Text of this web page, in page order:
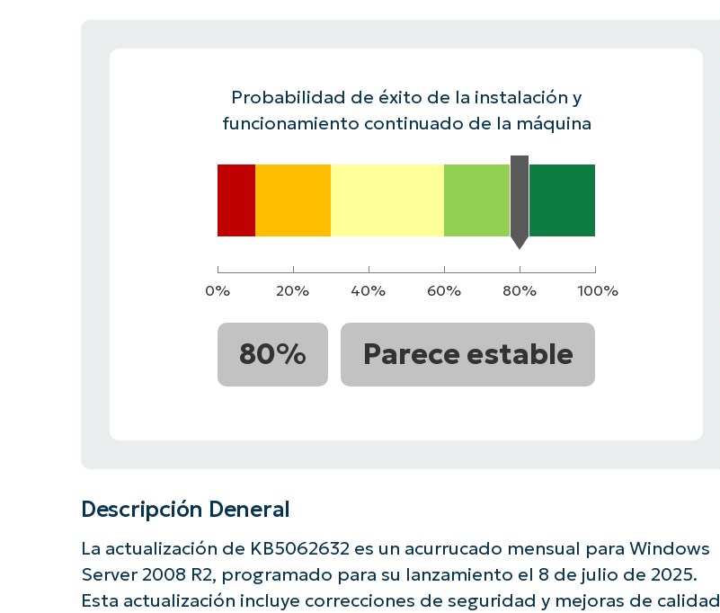
Probabilidad de éxito de la instalación y
funcionamiento continuado de la máquina
0% 20% 40% 60% 80% 100%
80% Parece estable
Descripción Deneral
La actualización de KB5062632 es un acurrucado mensual para Windows
Server 2008 R2, programado para su lanzamiento el 8 de julio de 2025.
Esta actualización incluye correcciones de seguridad y mejoras de calidad